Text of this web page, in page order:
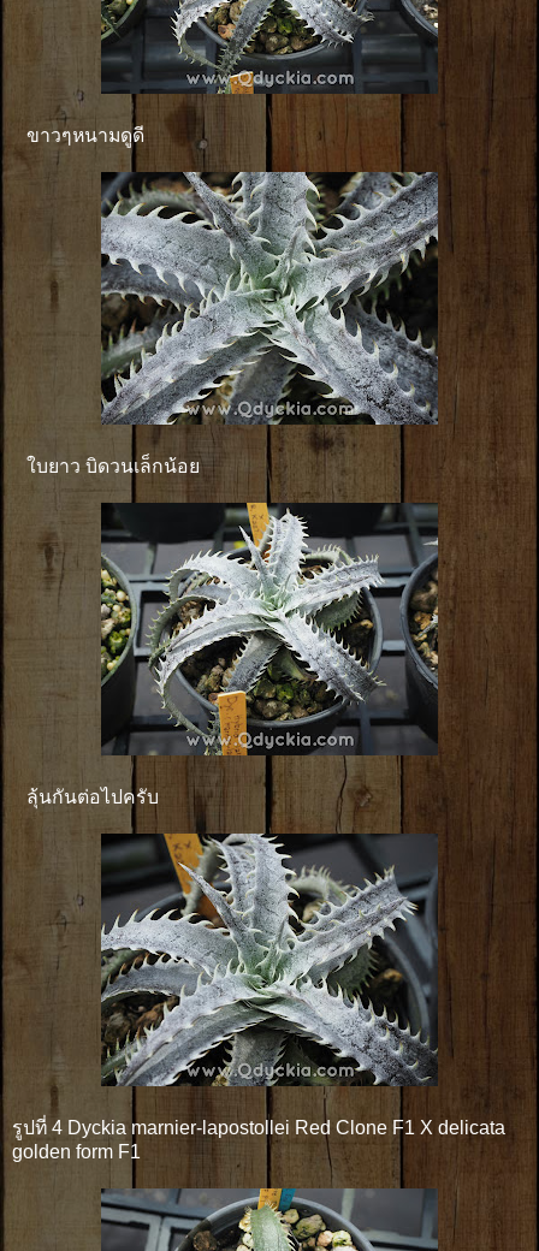
ขาวๆหนามดูดี
ใบยาว บิดวนเล็กน้อย
ลุ้นกันต่อไปครับ
รูปที่ 4 Dyckia marnier-lapostollei Red Clone F1 X delicata
golden form F1